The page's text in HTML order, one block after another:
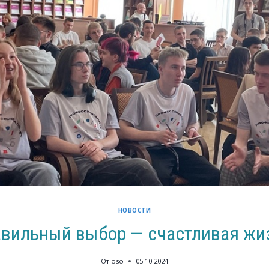
НОВОСТИ
выбор — счастливая
От oso 05.10.2024